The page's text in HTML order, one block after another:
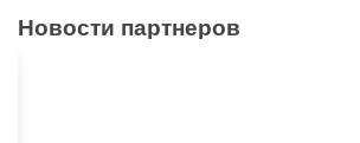
Новости партнеров